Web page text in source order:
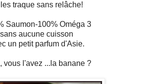
traque sans relâche!
Saumon-100% Oméga 3
sans aucune cuisson
un petit parfum d'Asie.
vous l'avez ...la banane ?